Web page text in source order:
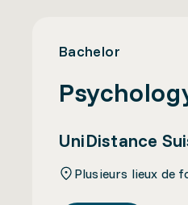
Bachelor
UniDistance
Plusieurs lieux de